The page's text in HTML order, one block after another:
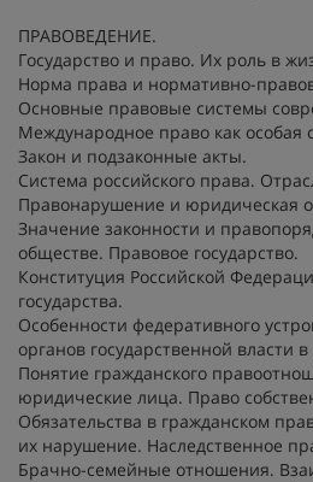
ПРАВОВЕДЕНИЕ.
Государство и право. Их роль в
Норма права и нормативно-
Основные правовые системы
Международное право как особая
Закон и подзаконные акты.
Система российского права.
Правонарушение и юридическая
Значение законности и
обществе. Правовое государство.
Конституция Российской
государства.
Особенности федеративного
органов государственной власти
Понятие гражданского
юридические лица. Право
Обязательства в гражданском
их нарушение. Наследственное
Брачно-семейные отношения.